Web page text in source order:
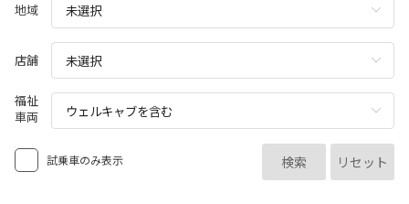
企業情報
採用情報
24時間,365日対応
0800-080-5365
地域
店舗
福祉
車両
試乗車のみ表示 検索 リセット